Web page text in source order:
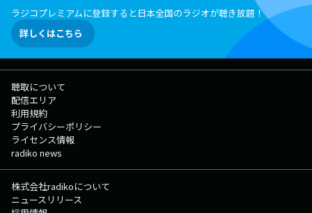
ラジコプレミアムに登録すると日本全国のラジオが聴き放題！
詳しくはこちら
聴取について
配信エリア
利用規約
プライバシーポリシー
ライセンス情報
radiko news
株式会社radikoについて
ニュースリリース